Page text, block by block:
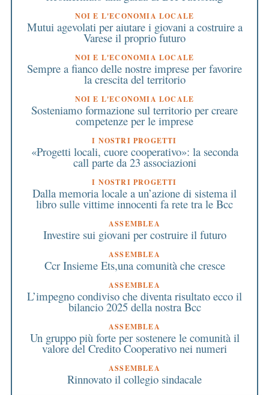
NOI E L'ECONOMIA LOCALE
Mutui agevolati per aiutare i giovani a costruire a
Varese il proprio futuro
NOI E L'ECONOMIA LOCALE
Sempre a fianco delle nostre imprese per favorire
la crescita del territorio
NOI E L'ECONOMIA LOCALE
Sosteniamo formazione sul territorio per creare
competenze per le imprese
I NOSTRI PROGETTI
«Progetti locali, cuore cooperativo»: la seconda
call parte da 23 associazioni
I NOSTRI PROGETTI
Dalla memoria locale a un’azione di sistema il
libro sulle vittime innocenti fa rete tra le Bcc
ASSEMBLEA
Investire sui giovani per costruire il futuro
ASSEMBLEA
Ccr Insieme Ets,una comunità che cresce
ASSEMBLEA
L’impegno condiviso che diventa risultato ecco il
bilancio 2025 della nostra Bcc
ASSEMBLEA
Un gruppo più forte per sostenere le comunità il
valore del Credito Cooperativo nei numeri
ASSEMBLEA
Rinnovato il collegio sindacale